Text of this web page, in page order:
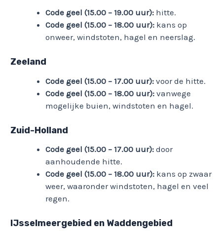
Code geel (15.00 – 19.00 uur): hitte.
Code geel (15.00 – 18.00 uur): kans op
onweer, windstoten, hagel en neerslag.
Zeeland
Code geel (15.00 – 17.00 uur): voor de hitte.
Code geel (15.00 – 18.00 uur): vanwege
mogelijke buien, windstoten en hagel.
Zuid-Holland
Code geel (15.00 – 17.00 uur): door
aanhoudende hitte.
Code geel (15.00 – 18.00 uur): kans op zwaar
weer, waaronder windstoten, hagel en veel
regen.
IJsselmeergebied en Waddengebied